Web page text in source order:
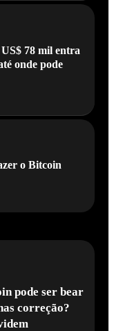
78 mil entra
onde pode
o Bitcoin
pode ser bear
correção?